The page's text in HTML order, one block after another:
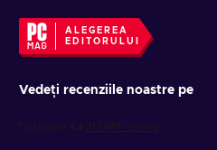
ALEGEREA
EDITORULUI
Vedeți recenziile noastre pe